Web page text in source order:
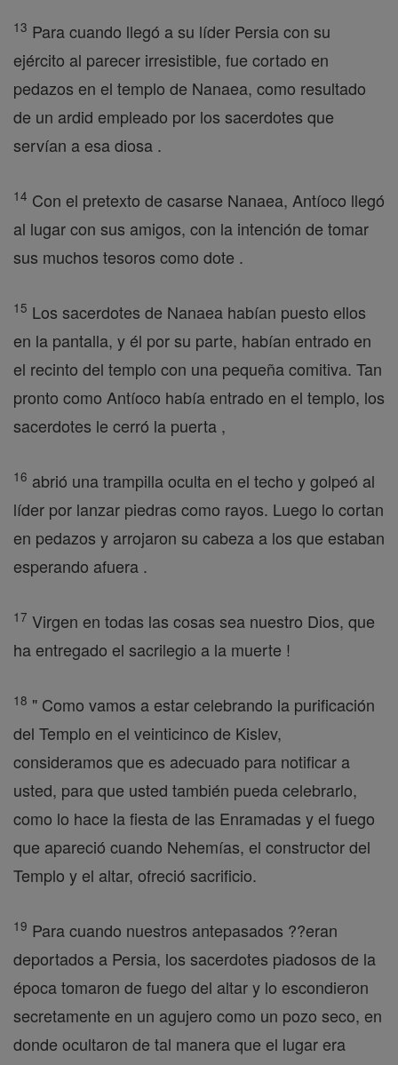
13 Para cuando llegó a su líder Persia con su
ejército al parecer irresistible, fue cortado en
pedazos en el templo de Nanaea, como resultado
de un ardid empleado por los sacerdotes que
servían a esa diosa .
14 Con el pretexto de casarse Nanaea, Antíoco llegó
al lugar con sus amigos, con la intención de tomar
sus muchos tesoros como dote .
15 Los sacerdotes de Nanaea habían puesto ellos
en la pantalla, y él por su parte, habían entrado en
el recinto del templo con una pequeña comitiva. Tan
pronto como Antíoco había entrado en el templo, los
sacerdotes le cerró la puerta ,
16 abrió una trampilla oculta en el techo y golpeó al
líder por lanzar piedras como rayos. Luego lo cortan
en pedazos y arrojaron su cabeza a los que estaban
esperando afuera .
17 Virgen en todas las cosas sea nuestro Dios, que
ha entregado el sacrilegio a la muerte !
18 " Como vamos a estar celebrando la purificación
del Templo en el veinticinco de Kislev,
consideramos que es adecuado para notificar a
usted, para que usted también pueda celebrarlo,
como lo hace la fiesta de las Enramadas y el fuego
que apareció cuando Nehemías, el constructor del
Templo y el altar, ofreció sacrificio.
19 Para cuando nuestros antepasados ??eran
deportados a Persia, los sacerdotes piadosos de la
época tomaron de fuego del altar y lo escondieron
secretamente en un agujero como un pozo seco, en
donde ocultaron de tal manera que el lugar era